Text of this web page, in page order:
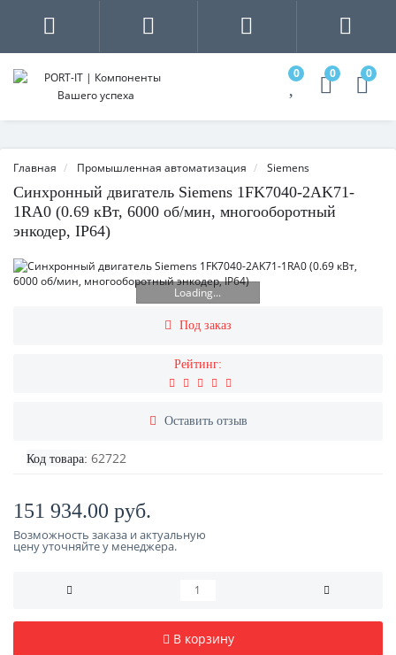
0 0 0
Главная Промышленная автоматизация Siemens
Синхронный двигатель Siemens 1FK7040-2AK71-
1RA0 (0.69 кВт, 6000 об/мин, многооборотный
энкодер, IP64)
Loading...
Под заказ
Рейтинг:
Оставить отзыв
Код товара: 62722
151 934.00 руб.
Возможность заказа и актуальную
цену уточняйте у менеджера.
В корзину